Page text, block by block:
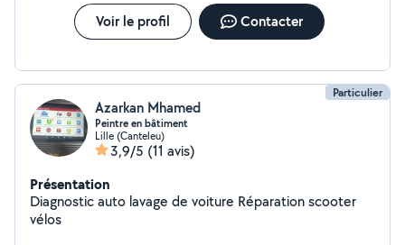
Voir le profil Contacter
Particulier
Azarkan Mhamed
Peintre en bâtiment
Lille (Canteleu)
3,9/5 (11 avis)
Présentation
Diagnostic auto lavage de voiture Réparation scooter
vélos